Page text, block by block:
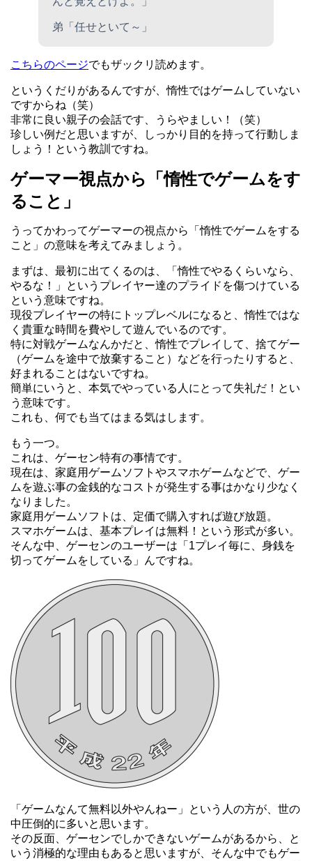
弟「任せといて～」
こちらのページでもザックリ読めます。
というくだりがあるんですが、惰性ではゲームしていない
ですからね（笑）
非常に良い親子の会話です、うらやましい！（笑）
珍しい例だと思いますが、しっかり目的を持って行動しま
しょう！という教訓ですね。
ゲーマー視点から「惰性でゲームをす
ること」
うってかわってゲーマーの視点から「惰性でゲームをする
こと」の意味を考えてみましょう。
まずは、最初に出てくるのは、「惰性でやるくらいなら、
やるな！」というプレイヤー達のプライドを傷つけている
という意味ですね。
現役プレイヤーの特にトップレベルになると、惰性ではな
く貴重な時間を費やして遊んでいるのです。
特に対戦ゲームなんかだと、惰性でプレイして、捨てゲー
（ゲームを途中で放棄すること）などを行ったりすると、
好まれることはないですね。
簡単にいうと、本気でやっている人にとって失礼だ！とい
う意味です。
これも、何でも当てはまる気はします。
もう一つ。
これは、ゲーセン特有の事情です。
現在は、家庭用ゲームソフトやスマホゲームなどで、ゲー
ムを遊ぶ事の金銭的なコストが発生する事はかなり少なく
なりました。
家庭用ゲームソフトは、定価で購入すれば遊び放題。
スマホゲームは、基本プレイは無料！という形式が多い。
そんな中、ゲーセンのユーザーは「1プレイ毎に、身銭を
切ってゲームをしている」んですね。
「ゲームなんて無料以外やんねー」という人の方が、世の
中圧倒的に多いと思います。
その反面、ゲーセンでしかできないゲームがあるから、と
いう消極的な理由もあると思いますが、そんな中でもゲー